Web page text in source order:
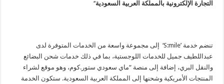
التجارة الإلكترونية بالمملكة العربية السعودية‘‘
تنضم خدمة ’S:mile‘ إلى مجموعة واسعة من الخدمات المتوفرة لدى
عبداللطيف جميل للخدمات اللوجستية، بما في ذلك خدمات شحن البضائع
والنقل البري، إضافة إلى منصة “ماي سعودي ستور.كوم، وهو موقع لشراء
المنتجات الأمريكية وشحنها إلى المملكة العربية السعودية. ستكون الخدمة